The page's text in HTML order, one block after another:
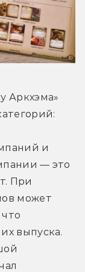
Аркхэма»
и
— это
При
может
выпуска.